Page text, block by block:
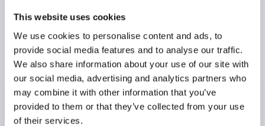
This website uses cookies
We use cookies to personalise content and ads, to
provide social media features and to analyse our traffic.
We also share information about your use of our site with
our social media, advertising and analytics partners who
may combine it with other information that you’ve
provided to them or that they’ve collected from your use
of their services.
LONGITUD DE ALAS DERECHA=38,5
DISTANCIA ENTRE LAS PERFORA=22,5
B2=28
D1=6,6
D2=6
D3=14 H=9
Referencia: K1964.40232303
53,01 $
más gastos de envío
DETALLES